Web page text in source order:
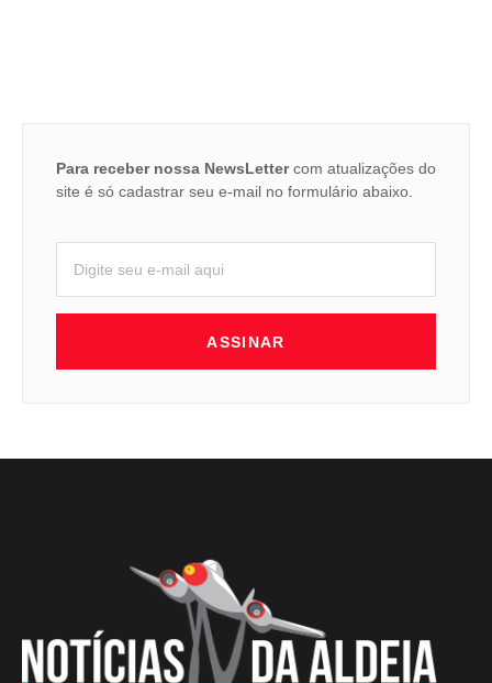
Para receber nossa NewsLettercom atualizações do
site é só cadastrar seu e-mail no formulário abaixo.
ASSINAR